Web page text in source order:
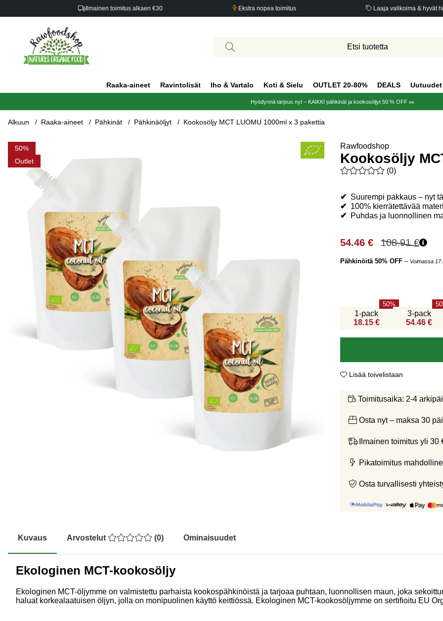
Ilmainen toimitus alkaen €30 Ekstra nopea toimitus Laaja valikoima & hyvät
Raaka-aineet Ravintolisät Iho & Vartalo Koti & Sielu OUTLET 20-80% DEALS Uutuudet
Hyödynnä tarjous nyt – KAIKKI pähkinät ja kookosöljyt 50 % OFF 🥜
Alkuun Raaka-aineet Pähkinät Pähkinäöljyt Kookosöljy MCT LUOMU 1000ml x 3 pakettia
50
Outlet
Tuotekuvat Kookosöljy MCT LUOMU 1000ml x 3 pakettia Rawfoodshop
Kookosöljy
Keskiarvoluokitus 0 / 5
(0)
✔ Suurempi pakkaus – nyt
✔ 100% kierrätettävää
✔
Puhdas ja luonnollinen
108.91€
54.46 €
Pähkinöitä 50% OFF – Voimassa
1-pack
18.15 €
50
3-pack
54.46 €
50
Lisää toivelistaan
Toimitusaika: 2-4
Osta nyt – maksa 30
Ilmainen toimitus yli 30
Pikatoimitus
Osta turvallisesti
Kuvaus Arvostelut (0) Ominaisuudet
Ekologinen MCT-kookosöljy
Ekologinen MCT-öljymme on valmistettu parhaista kookospähkinöistä ja tarjoaa puhtaan, luonnollisen maun, joka
haluat korkealaatuisen öljyn, jolla on monipuolinen käyttö keittiössä. Ekologinen MCT-kookosöljymme on sertifioitu EU